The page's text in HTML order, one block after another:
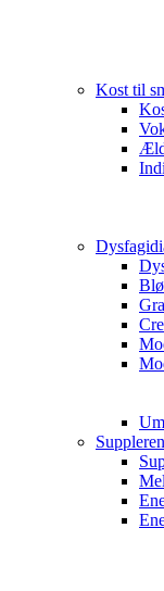
Kost til